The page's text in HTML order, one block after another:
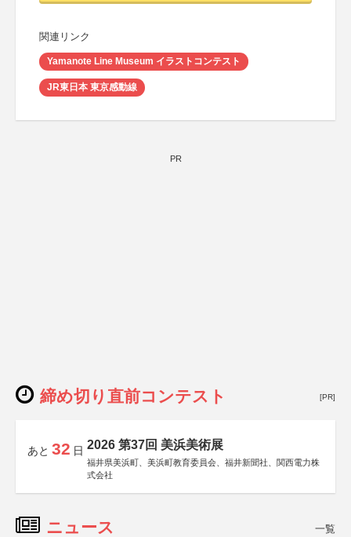
関連リンク
Yamanote Line Museum イラストコンテスト
JR東日本 東京感動線
PR
締め切り直前コンテスト [PR]
あと 32 日 2026 第37回 美浜美術展
福井県美浜町、美浜町教育委員会、福井新聞社、関西電力株
式会社
ニュース 一覧